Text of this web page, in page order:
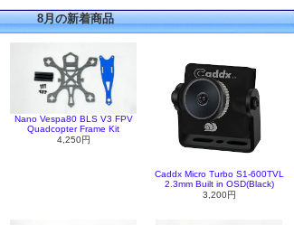
8月の新着商品
Nano Vespa80 BLS V3 FPV
Quadcopter Frame Kit
4,250円
Caddx Micro Turbo S1-600TVL
2.3mm Built in OSD(Black)
3,200円